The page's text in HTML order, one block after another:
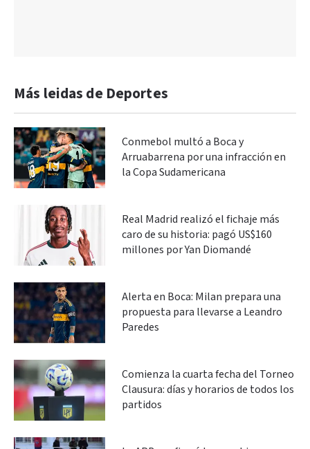
Más leidas de Deportes
Conmebol multó a Boca y
Arruabarrena por una infracción en
la Copa Sudamericana
Real Madrid realizó el fichaje más
caro de su historia: pagó US$160
millones por Yan Diomandé
Alerta en Boca: Milan prepara una
propuesta para llevarse a Leandro
Paredes
Comienza la cuarta fecha del Torneo
Clausura: días y horarios de todos los
partidos